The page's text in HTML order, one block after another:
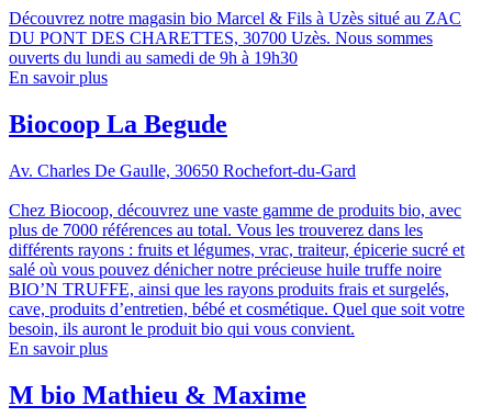
Découvrez notre magasin bio Marcel & Fils à Uzès situé au ZAC
DU PONT DES CHARETTES, 30700 Uzès. Nous sommes
ouverts du lundi au samedi de 9h à 19h30
En savoir plus
Biocoop La Begude
Av. Charles De Gaulle, 30650 Rochefort-du-Gard
Chez Biocoop, découvrez une vaste gamme de produits bio, avec
plus de 7000 références au total. Vous les trouverez dans les
différents rayons : fruits et légumes, vrac, traiteur, épicerie sucré et
salé où vous pouvez dénicher notre précieuse huile truffe noire
BIO’N TRUFFE, ainsi que les rayons produits frais et surgelés,
cave, produits d’entretien, bébé et cosmétique. Quel que soit votre
besoin, ils auront le produit bio qui vous convient.
En savoir plus
M bio Mathieu & Maxime